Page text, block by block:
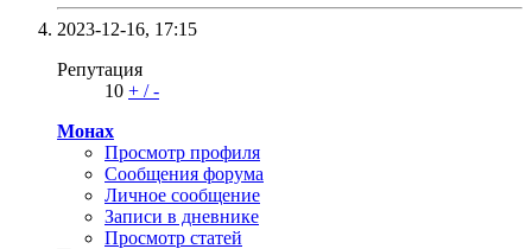
2023-12-16, 17:15
Репутация
10 + /-
Монах
Просмотр профиля
Сообщения форума
Личное сообщение
Записи в дневнике
Просмотр статей